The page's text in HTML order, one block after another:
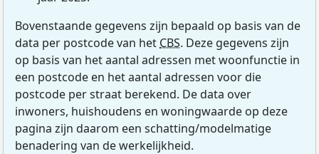
Bovenstaande gegevens zijn bepaald op basis van de
data per postcode van het CBS. Deze gegevens zijn
op basis van het aantal adressen met woonfunctie in
een postcode en het aantal adressen voor die
postcode per straat berekend. De data over
inwoners, huishoudens en woningwaarde op deze
pagina zijn daarom een schatting/modelmatige
benadering van de werkelijkheid.